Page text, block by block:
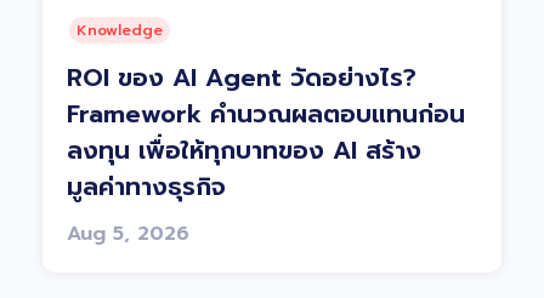
Knowledge
ROI ของ AI Agent วัดอย่างไร?
Framework คำนวณผลตอบแทนก่อน
ลงทุน เพื่อให้ทุกบาทของ AI สร้าง
มูลค่าทางธุรกิจ
Aug 5, 2026